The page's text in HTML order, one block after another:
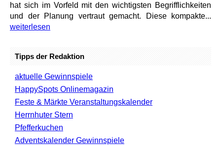
hat sich im Vorfeld mit den wichtigsten Begrifflichkeiten
und der Planung vertraut gemacht. Diese kompakte...
weiterlesen
Tipps der Redaktion
aktuelle Gewinnspiele
HappySpots Onlinemagazin
Feste & Märkte Veranstaltungskalender
Herrnhuter Stern
Pfefferkuchen
Adventskalender Gewinnspiele